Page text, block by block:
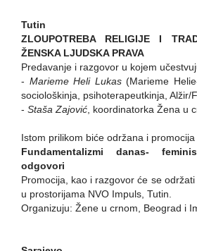
Tutin
ZLOUPOTREBA RELIGIJE I
ŽENSKA LJUDSKA PRAVA
Predavanje i razgovor u kojem
- Marieme Heli Lukas(Marieme
sociološkinja, psihoterapeutkinja, Alžir/
- Staša Zajović, koordinatorka Žena u
Istom prilikom biće održana i promocija
Fundamentalizmi danas-
odgovori
Promocija, kao i razgovor će se
u prostorijama NVO Impuls, Tutin.
Organizuju: Žene u crnom, Beograd i